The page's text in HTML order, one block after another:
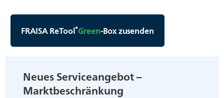
FRAISA ReTool®Green-Box zusenden
Neues Serviceangebot –
Marktbeschränkung